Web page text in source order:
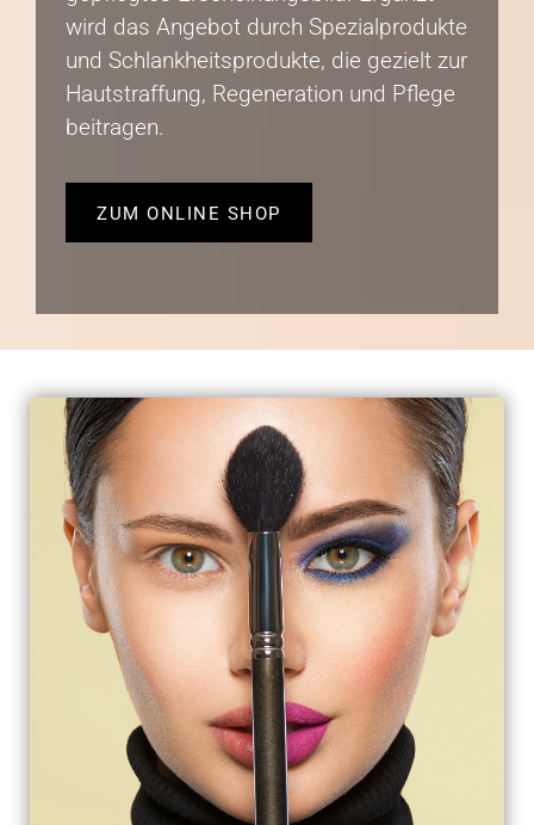
wird das Angebot durch Spezialprodukte
und Schlankheitsprodukte, die gezielt zur
Hautstraffung, Regeneration und Pflege
beitragen.
ZUM ONLINE SHOP